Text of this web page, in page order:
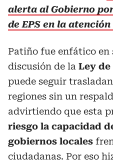
alerta al Gobierno
de EPS en la
Patiño fue enfático en
discusión de la Ley de
puede seguir
regiones sin un
advirtiendo que esta
riesgo la capacidad
gobiernos locales
ciudadanas. Por eso